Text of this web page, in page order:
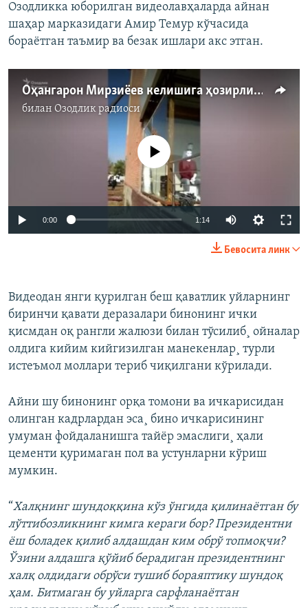
Озодликка юборилган видеолавҳаларда айнан
шаҳар марказидаги Амир Темур кўчасида
бораëтган таъмир ва безак ишлари акс этган.
Оҳангарон Мирзиëев келишига ҳозирлик кўрмоқда
билан Озодлик радиоси
Айни дамда медиа-манба мавжуд эмас
0:00 1:14
Бевосита линк
Видеодан янги қурилган беш қаватлик уйларнинг
биринчи қавати деразалари бинонинг ички
қисмдан оқ рангли жалюзи билан тўсилиб¸ ойналар
олдига кийим кийгизилган манекенлар¸ турли
истеъмол моллари териб чиқилгани кўрилади.
Айни шу бинонинг орқа томони ва ичкарисидан
олинган кадрлардан эса¸ бино ичкарисининг
умуман фойдаланишга тайëр эмаслиги¸ ҳали
цементи қуримаган пол ва устунларни кўриш
мумкин.
“Халқнинг шундоққина кўз ўнгида қилинаëтган бу
лўттибозликнинг кимга кераги бор? Президентни
ëш боладек қилиб алдашдан ким обрў топмоқчи?
Ўзини алдашга қўйиб берадиган президентнинг
халқ олдидаги обрўси тушиб бораяптику шундоқ
ҳам. Битмаган бу уйларга сарфланаëтган